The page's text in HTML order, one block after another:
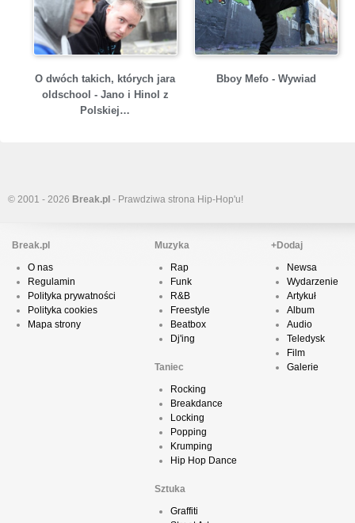
O dwóch takich, których jara
oldschool - Jano i Hinol z
Polskiej…
Bboy Mefo - Wywiad
© 2001 - 2026 Break.pl - Prawdziwa strona Hip-Hop'u!
Break.pl
O nas
Regulamin
Polityka prywatności
Polityka cookies
Mapa strony
Muzyka
Rap
Funk
R&B
Freestyle
Beatbox
Dj'ing
Taniec
Rocking
Breakdance
Locking
Popping
Krumping
Hip Hop Dance
Sztuka
Graffiti
+Dodaj
Newsa
Wydarzenie
Artykuł
Album
Audio
Teledysk
Film
Galerie